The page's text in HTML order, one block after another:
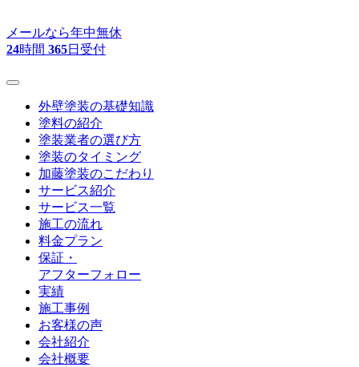
メールなら年中無休
24時間 365日受付
外壁塗装の基礎知識
塗料の紹介
塗装業者の選び方
塗装のタイミング
加藤塗装のこだわり
サービス紹介
サービス一覧
施工の流れ
料金プラン
保証・
アフターフォロー
実績
施工事例
お客様の声
会社紹介
会社概要